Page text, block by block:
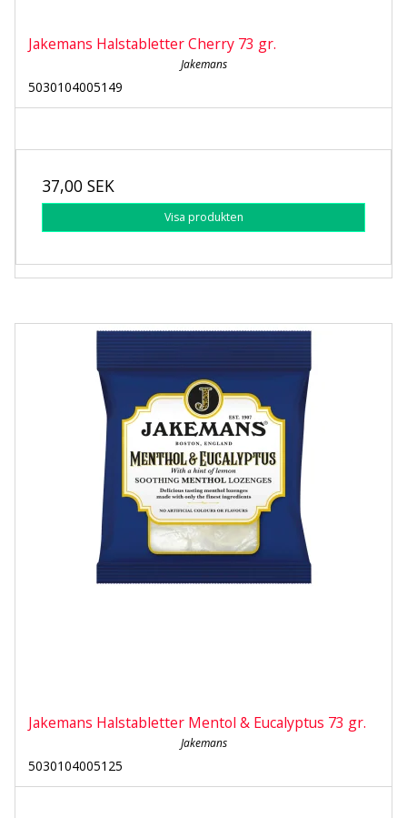
Jakemans Halstabletter Cherry 73 gr.
Jakemans
5030104005149
37,00 SEK
Visa produkten
Jakemans Halstabletter Mentol & Eucalyptus 73 gr.
Jakemans
5030104005125